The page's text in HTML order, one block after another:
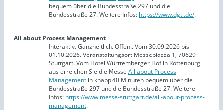
bequem über die Bundesstraße 297 und die
Bundesstraße 27. Weitere Infos: https://www.dgti.de/.
All about Process Management
Interaktiv. Ganzheitlich. Offen.. Vom 30.09.2026 bis
01.10.2026. Veranstaltungsort Messepiazza 1, 70629
Stuttgart. Vom Hotel Württemberger Hof in Rottenburg
aus erreichen Sie die Messe All about Process
Management in knapp 40 Minuten bequem über die
Bundesstraße 297 und die Bundesstraße 27. Weitere
Infos: https://www.messe-stuttgart.de/all-about-process-
management.